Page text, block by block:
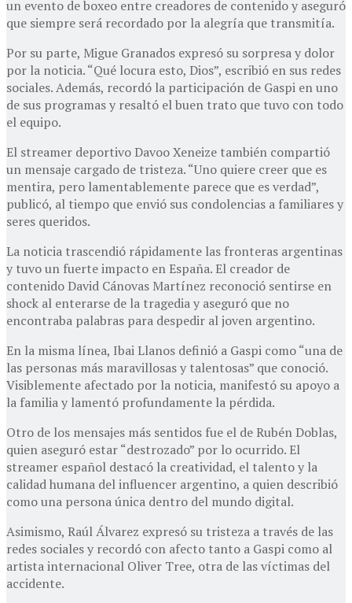
un evento de boxeo entre creadores de contenido y aseguró
que siempre será recordado por la alegría que transmitía.
Por su parte, Migue Granados expresó su sorpresa y dolor
por la noticia. “Qué locura esto, Dios”, escribió en sus redes
sociales. Además, recordó la participación de Gaspi en uno
de sus programas y resaltó el buen trato que tuvo con todo
el equipo.
El streamer deportivo Davoo Xeneize también compartió
un mensaje cargado de tristeza. “Uno quiere creer que es
mentira, pero lamentablemente parece que es verdad”,
publicó, al tiempo que envió sus condolencias a familiares y
seres queridos.
La noticia trascendió rápidamente las fronteras argentinas
y tuvo un fuerte impacto en España. El creador de
contenido David Cánovas Martínez reconoció sentirse en
shock al enterarse de la tragedia y aseguró que no
encontraba palabras para despedir al joven argentino.
En la misma línea, Ibai Llanos definió a Gaspi como “una de
las personas más maravillosas y talentosas” que conoció.
Visiblemente afectado por la noticia, manifestó su apoyo a
la familia y lamentó profundamente la pérdida.
Otro de los mensajes más sentidos fue el de Rubén Doblas,
quien aseguró estar “destrozado” por lo ocurrido. El
streamer español destacó la creatividad, el talento y la
calidad humana del influencer argentino, a quien describió
como una persona única dentro del mundo digital.
Asimismo, Raúl Álvarez expresó su tristeza a través de las
redes sociales y recordó con afecto tanto a Gaspi como al
artista internacional Oliver Tree, otra de las víctimas del
accidente.